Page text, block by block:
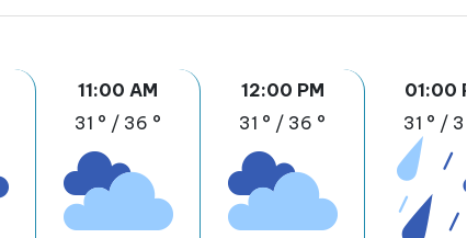
11:00 AM
31 ° / 36 °
12:00 PM
31 ° / 36 °
01:00
31 ° /